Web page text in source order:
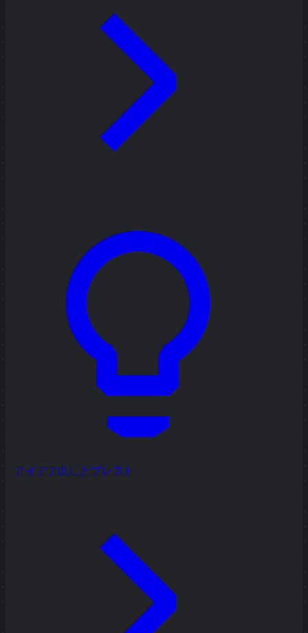
アイデア出しとブレスト